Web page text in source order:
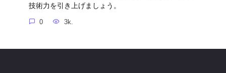
技術力を引き上げましょう。
0 3k.